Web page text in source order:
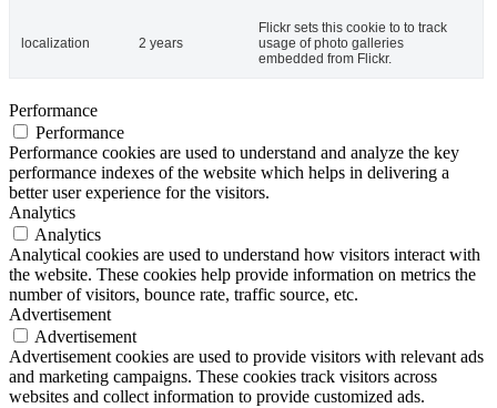
localization 2 years
Flickr sets this cookie to to track
usage of photo galleries
embedded from Flickr.
Performance
Performance
Performance cookies are used to understand and analyze the key
performance indexes of the website which helps in delivering a
better user experience for the visitors.
Analytics
Analytics
Analytical cookies are used to understand how visitors interact with
the website. These cookies help provide information on metrics the
number of visitors, bounce rate, traffic source, etc.
Advertisement
Advertisement
Advertisement cookies are used to provide visitors with relevant ads
and marketing campaigns. These cookies track visitors across
websites and collect information to provide customized ads.